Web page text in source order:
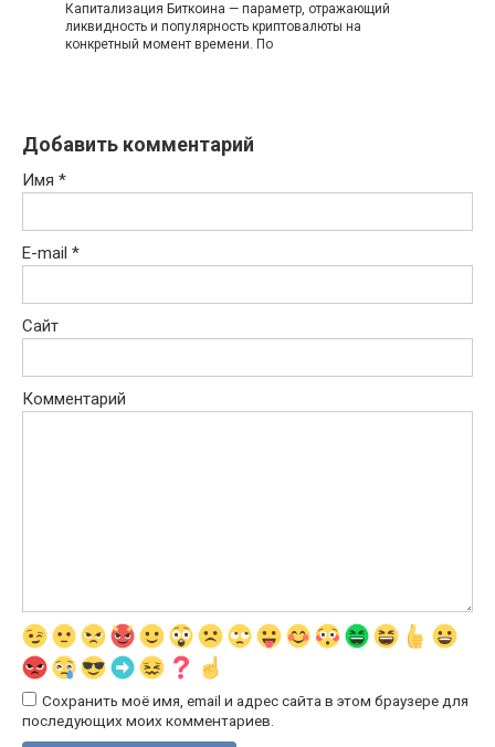
Капитализация Биткоина — параметр, отражающий
ликвидность и популярность криптовалюты на
конкретный момент времени. По
Добавить комментарий
Имя *
E-mail *
Сайт
Комментарий
Сохранить моё имя, email и адрес сайта в этом браузере для
последующих моих комментариев.